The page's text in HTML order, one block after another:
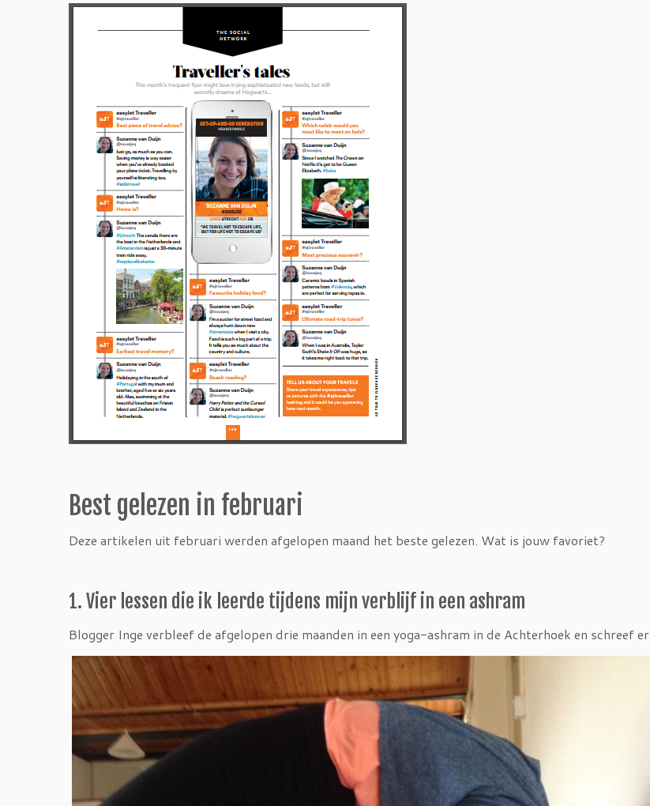
Best gelezen in februari
Deze artikelen uit februari werden afgelopen maand het beste gelezen. Wat is jouw favoriet?
1. Vier lessen die ik leerde tijdens mijn verblijf in een ashram
Blogger Inge verbleef de afgelopen drie maanden in een yoga-ashram in de Achterhoek en schreef er